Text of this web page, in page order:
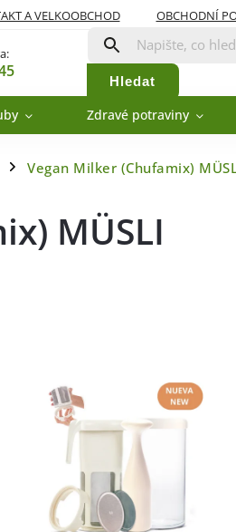
A VELKOOBCHOD OBCHODNÍ
Hledat
Zdravé potraviny
/ Vegan Milker (Chufamix)
MÜSLI